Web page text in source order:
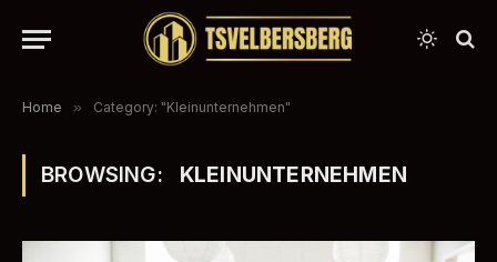
Home » Category: "Kleinunternehmen"
BROWSING: KLEINUNTERNEHMEN